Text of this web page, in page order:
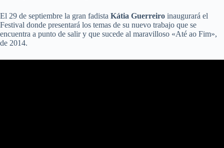
El 29 de septiembre la gran fadista Kátia Guerreiro inaugurará el
Festival donde presentará los temas de su nuevo trabajo que se
encuentra a punto de salir y que sucede al maravilloso «Até ao Fim»,
de 2014.